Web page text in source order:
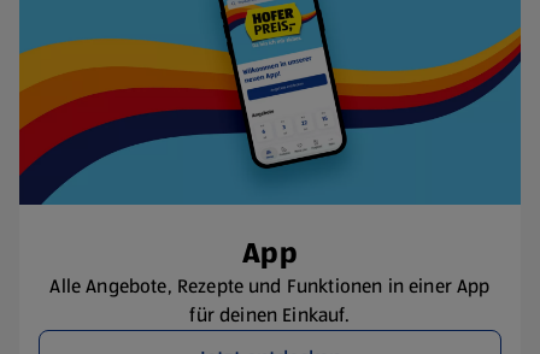
App
Alle Angebote, Rezepte und Funktionen in einer App
für deinen Einkauf.